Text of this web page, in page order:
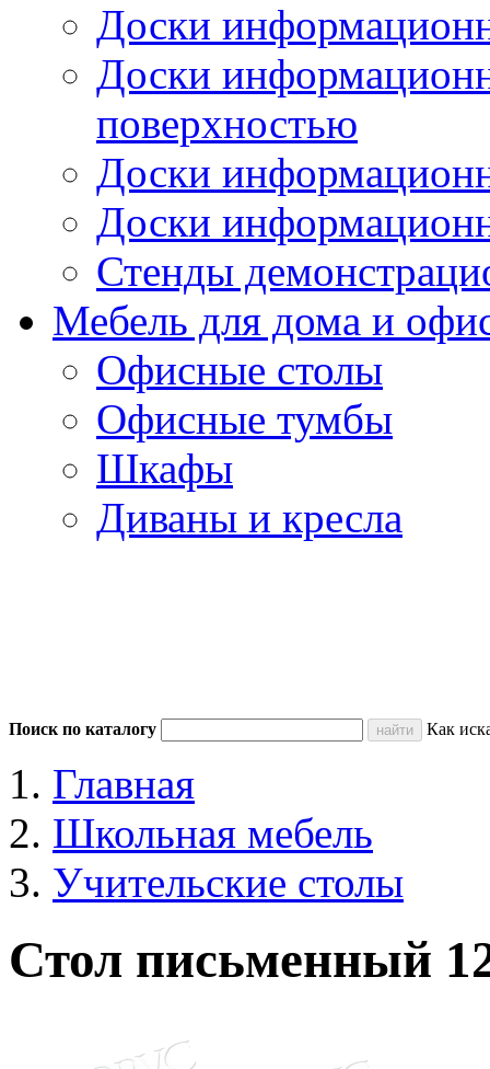
Доски
Доски
поверхностью
Доски
Доски
Стенды
Мебель для дома и
Офисные столы
Офисные тумбы
Шкафы
Диваны и кресла
Поиск по каталогу Как
Главная
Школьная мебель
Учительские столы
Стол письменный